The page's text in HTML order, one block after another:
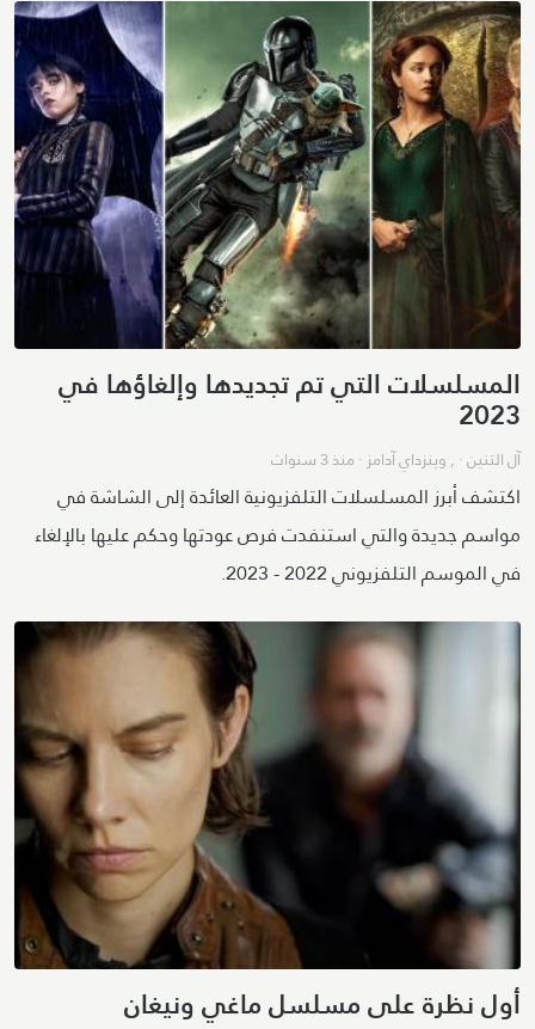
المسلسلات التي تم تجديدها وإلغاؤها في
2023
آل التنين· , وينزداي آدامز ·منذ 3 سنوات
اكتشف أبرز المسلسلات التلفزيونية العائدة إلى الشاشة في
مواسم جديدة والتي استنفدت فرص عودتها وحكم عليها بالإلغاء
في الموسم التلفزيوني 2022 - 2023.
أول نظرة على مسلسل ماغي ونيغان